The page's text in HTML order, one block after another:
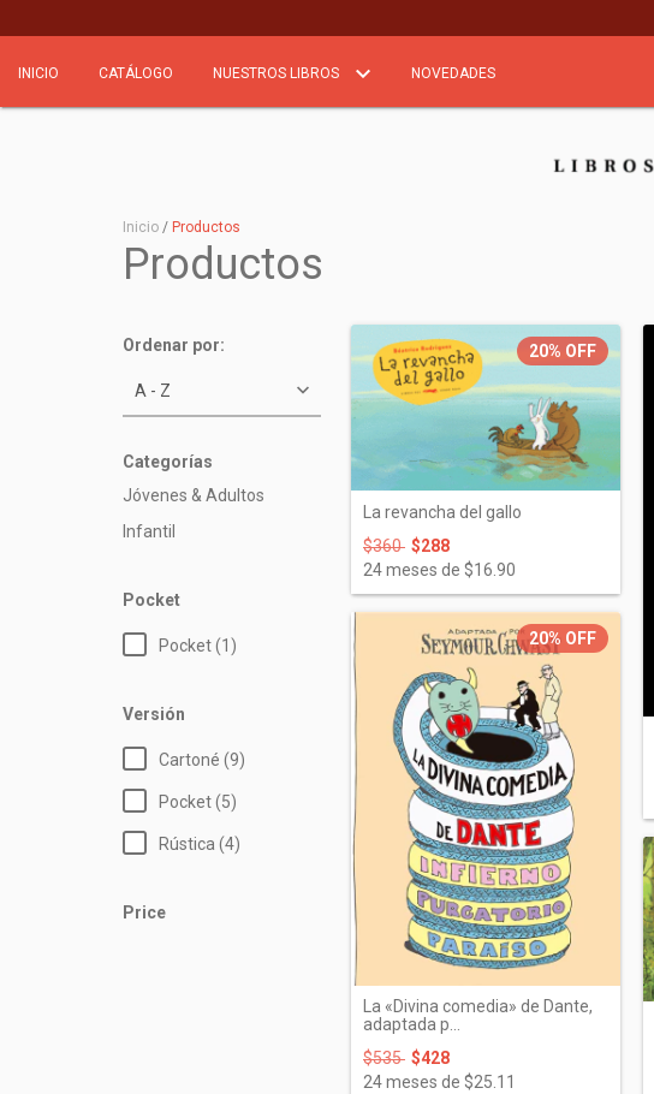
INICIO CATÁLOGO NUESTROS LIBROS NOVEDADES
Inicio / Productos
Productos
Ordenar por:
Categorías
Jóvenes & Adultos
Infantil
Pocket
Pocket (1)
Versión
Cartoné (9)
Pocket (5)
Rústica (4)
Price
20% OFF
La revancha del gallo
$360 $288
24meses de $16.90
20% OFF
La «Divina comedia» de Dante,
adaptada p...
$535 $428
24meses de $25.11